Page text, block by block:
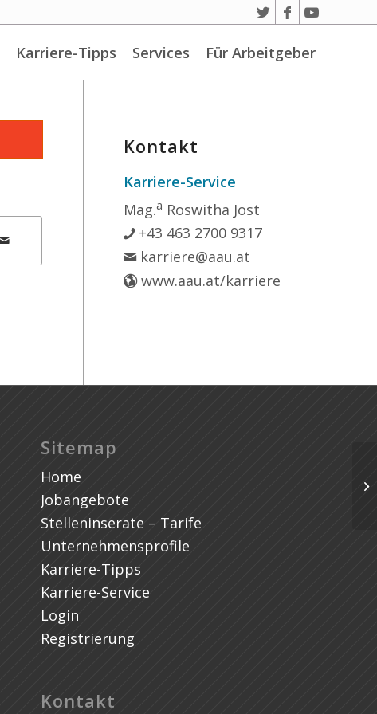
Karriere-Tipps Services Für Arbeitgeber
Kontakt
Karriere-Service
Mag.a Roswitha Jost
+43 463 2700 9317
karriere@aau.at
www.aau.at/karriere
Sitemap
Home
Jobangebote
Stelleninserate – Tarife
Unternehmensprofile
Karriere-Tipps
Karriere-Service
Login
Registrierung
Kontakt